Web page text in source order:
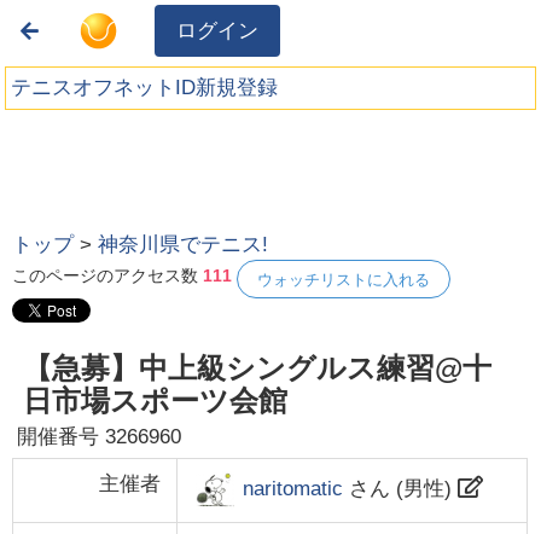
ログイン
テニスオフネットID新規登録
トップ >神奈川県でテニス!
このページのアクセス数 111 ウォッチリストに入れる
【急募】中上級シングルス練習@十
日市場スポーツ会館
開催番号3266960
主催者 naritomatic さん (男性)